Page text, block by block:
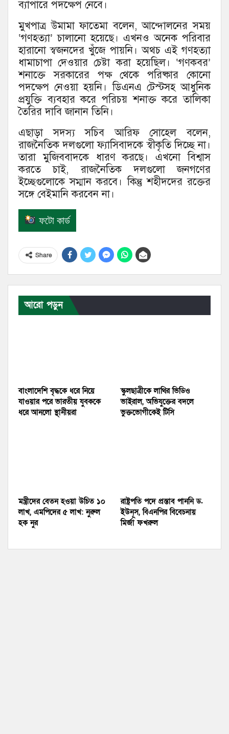
ব্যাপারে পদক্ষেপ নেবে।
মুখপাত্র উমামা ফাতেমা বলেন, আন্দোলনের সময়
‘গণহত্যা’ চালানো হয়েছে। এখনও অনেক পরিবার
হারানো স্বজনদের খুঁজে পায়নি। অথচ এই গণহত্যা
ধামাচাপা দেওয়ার চেষ্টা করা হয়েছিল। ‘গণকবর’
শনাক্তে সরকারের পক্ষ থেকে পরিষ্কার কোনো
পদক্ষেপ নেওয়া হয়নি। ডিএনএ টেস্টসহ আধুনিক
প্রযুক্তি ব্যবহার করে পরিচয় শনাক্ত করে তালিকা
তৈরির দাবি জানান তিনি।
এছাড়া সদস্য সচিব আরিফ সোহেল বলেন,
রাজনৈতিক দলগুলো ফ্যাসিবাদকে স্বীকৃতি দিচ্ছে না।
তারা মুজিববাদকে ধারণ করছে। এখনো বিশ্বাস
করতে চাই, রাজনৈতিক দলগুলো জনগণের
ইচ্ছেগুলোকে সম্মান করবে। কিন্তু শহীদদের রক্তের
সঙ্গে বেইমানি করবেন না।
ফটো কার্ড
Share
আরো পড়ুন
বাংলাদেশি বৃদ্ধকে ধরে নিয়ে
যাওয়ার পরে ভারতীয় যুবককে
ধরে আনলো স্থানীয়রা
স্কুলছাত্রীকে লাথির ভিডিও
ভাইরাল, অভিযুক্তের বদলে
ভুক্তভোগীকেই টিসি
মন্ত্রীদের বেতন হওয়া উচিত ১০
লাখ, এমপিদের ৫ লাখ: নুরুল
হক নুর
রাষ্ট্রপতি পদে প্রস্তাব পাননি ড.
ইউনূস, বিএনপির বিবেচনায়
মির্জা ফখরুল